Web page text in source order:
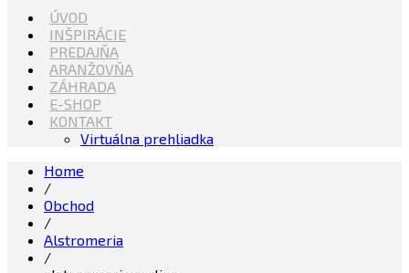
Florasystem Žilina
Kvety, Sviečky, dekorácie, Záhrada
ÚVOD
INŠPIRÁCIE
PREDAJŇA
ARANŽOVŇA
ZÁHRADA
E-SHOP
KONTAKT
Virtuálna prehliadka
Home
/
Obchod
/
Alstromeria
/